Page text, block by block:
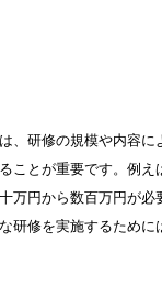
、研修の規模や内容に
ことが重要です。例え
万円から数百万円が必
研修を実施するために